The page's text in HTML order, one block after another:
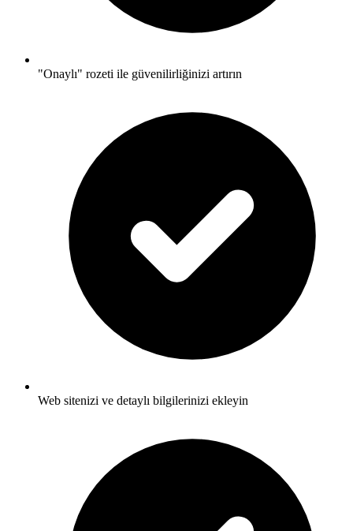
"Onaylı" rozeti ile güvenilirliğinizi artırın
Web sitenizi ve detaylı bilgilerinizi ekleyin